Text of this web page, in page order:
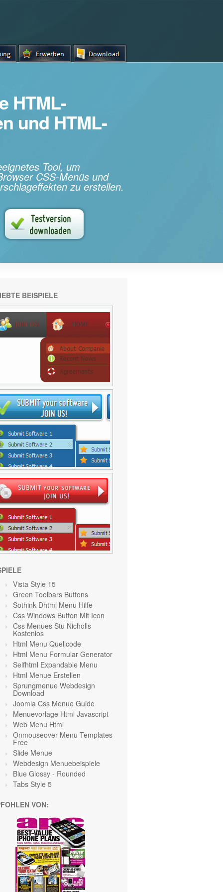
HTML-
und HTML-
Tool, um
CSS-Menüs und
zu erstellen.
BEISPIELE
Vista Style 15
Green Toolbars Buttons
Sothink Dhtml Menu Hilfe
Css Windows Button Mit Icon
Css Menues Stu Nicholls
Kostenlos
Html Menu Quellcode
Html Menu Formular Generator
Selfhtml Expandable Menu
Html Menue Erstellen
Sprungmenue Webdesign
Download
Joomla Css Menue Guide
Menuevorlage Html Javascript
Web Menu Html
Onmouseover Menu Templates
Free
Slide Menue
Webdesign Menuebeispiele
Blue Glossy - Rounded
Tabs Style 5
VON: